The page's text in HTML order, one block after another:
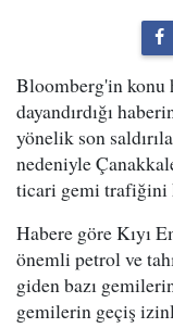
Bloomberg'in konu
dayandırdığı
yönelik son
nedeniyle
ticari gemi trafiğini
Habere göre Kıyı
önemli petrol ve
giden bazı
gemilerin geçiş